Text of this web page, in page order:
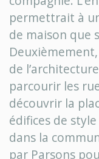
permettrait à
de maison que
de
parcourir les
découvrir la
édifices de
dans la
par Parsons